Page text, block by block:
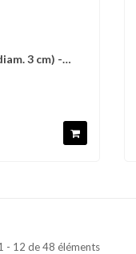
Liste d'envies
3 cm) -
- 12 de 48 éléments